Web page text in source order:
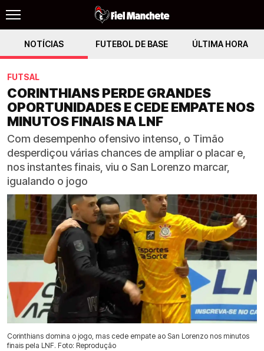
NOTÍCIAS FUTEBOL DE BASE ÚLTIMA HORA
FUTSAL
CORINTHIANS PERDE GRANDES
OPORTUNIDADES E CEDE EMPATE NOS
MINUTOS FINAIS NA LNF
Com desempenho ofensivo intenso, o Timão
desperdiçou várias chances de ampliar o placar e,
nos instantes finais, viu o San Lorenzo marcar,
igualando o jogo
Corinthians domina o jogo, mas cede empate ao San Lorenzo nos minutos
finais pela LNF. Foto: Reprodução